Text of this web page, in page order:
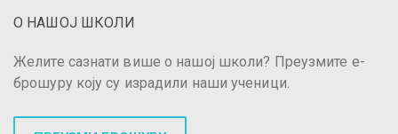
О НАШОЈ ШКОЛИ
Желите сазнати више о нашој школи? Преузмите е-
брошуру коју су израдили наши ученици.